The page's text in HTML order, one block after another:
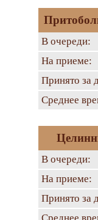
В очереди:
На приеме:
Принято за
Среднее
В очереди:
На приеме:
Принято за